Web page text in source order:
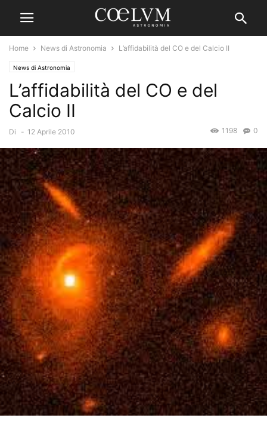
Home News di Astronomia L’affidabilità del CO e del Calcio II
News di Astronomia
L’affidabilità del CO e del
Calcio II
Di - 12 Aprile 2010 0
1198